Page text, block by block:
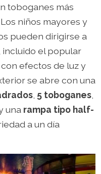
toboganes más
niños mayores y
pueden dirigirse a
incluido el popular
con efectos de luz y
se abre con una
5 toboganes
una rampa tipo half-
a un día